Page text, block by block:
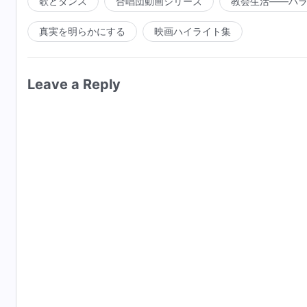
真実を明らかにする 映画ハイライト集
Leave a Reply